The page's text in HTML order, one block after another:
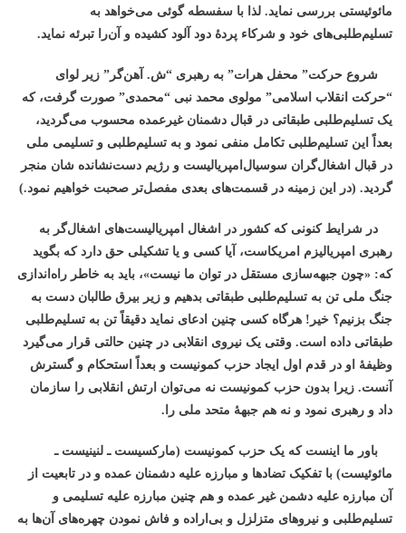
مائوئیستی بررسی نماید. لذا با سفسطه گوئی می‌خواهد به
تسلیم‌طلبی‌‌های خود و شرکاء پردۀ دود آلود کشیده و آن‌را تبرئه نماید.
شروع حرکت” محفل هرات” به رهبری “ش. آهن‌گر” زیر لوای
“حرکت انقلاب اسلامی” مولوی محمد نبی “محمدی” صورت گرفت، که
یک تسلیم‌طلبی طبقاتی در قبال دشمنان غیرعمده محسوب می‌گردید،
بعداً این تسلیم‌طلبی تکامل منفی نمود و به تسلیم‌طلبی و تسلیمی ملی
در قبال اشغال‌گران سوسیال‌امپریالیست و رژیم دست‌نشانده شان منجر
گردید. (در این زمینه در قسمت‌های بعدی مفصل‌تر صحبت خواهیم نمود.)
در شرایط کنونی که کشور در اشغال امپریالیست‌های اشغال‌گر به
رهبری امپریالیزم امریکاست، آیا کسی و یا تشکیلی حق دارد که بگوید
که: «چون جبهه‌سازی مستقل در توان ما نیست»، باید به خاطر راه‌اندازی
جنگ ملی تن به تسلیم‌طلبی طبقاتی بدهیم و زیر بیرق طالبان دست به
جنگ بزنیم؟ خیر! هرگاه کسی چنین ادعای نماید دقیقاً تن به تسلیم‌طلبی
طبقاتی داده است. وقتی یک نیروی انقلابی در چنین حالتی قرار می‌گیرد
وظیفۀ او در قدم اول ایجاد حزب کمونیست و بعداً استحکام و گسترش
آنست. زیرا بدون حزب کمونیست نه می‌توان ارتش انقلابی را سازمان
داد و رهبری نمود و نه هم جبهۀ متحد ملی را.
باور ما اینست که یک حزب کمونیست (مارکسیست ـ لنینیست ـ
مائوئیست) با تفکیک تضادها و مبارزه علیه دشمنان عمده و در تابعیت از
آن مبارزه علیه دشمن غیر عمده و هم چنین مبارزه علیه تسلیمی و
تسلیم‌طلبی و نیروهای متزلزل و بی‌اراده و فاش نمودن چهره‌های آن‌ها به